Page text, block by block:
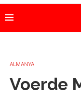
ALMANYA
Voerde